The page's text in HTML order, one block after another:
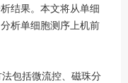
结果。本文将从单细
析单细胞测序上机前
包括微流控、磁珠分